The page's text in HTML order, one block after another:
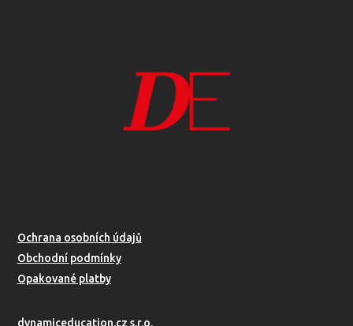
Ochrana osobních údajů
Obchodní podmínky
Opakované platby
dynamiceducation.cz s.r.o.